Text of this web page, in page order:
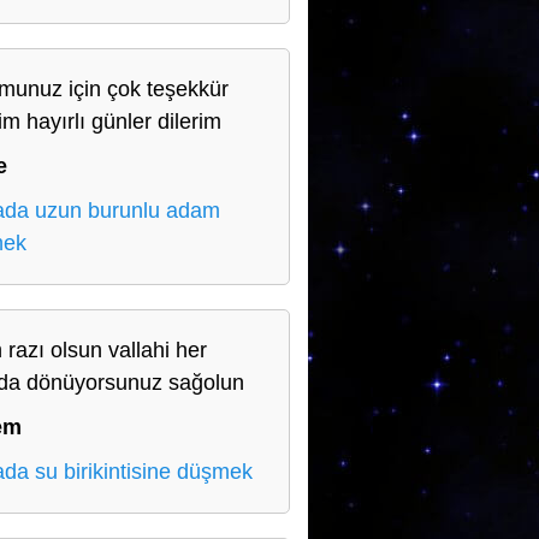
için çok teşekkür
hayırlı günler dilerim
uzun burunlu adam
razı olsun vallahi her
dönüyorsunuz sağolun
su birikintisine düşmek